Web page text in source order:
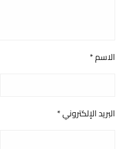
الاسم*
البريد الإلكتروني*